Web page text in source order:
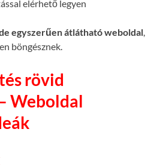
elérhető legyen
egyszerűen átlátható weboldal,
böngésznek.
rövid
Weboldal